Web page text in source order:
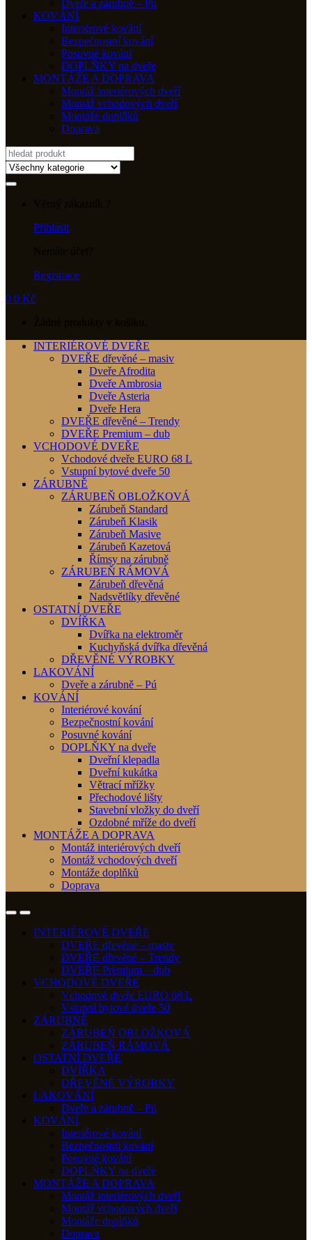
Dveře a zárubně – Pú
KOVÁNÍ
Interiérové kování
Bezpečnostní kování
Posuvné kování
DOPLŇKY na dveře
MONTÁŽE A DOPRAVA
Montáž interiérových dveří
Montáž vchodových dveří
Montáže doplňků
Doprava
Search
for:
Přihlásit
Registrace
0 0 Kč
INTERIÉROVÉ DVEŘE
DVEŘE dřevěné – masiv
Dveře Afrodita
Dveře Ambrosia
Dveře Asteria
Dveře Hera
DVEŘE dřevěné – Trendy
DVEŘE Premium – dub
VCHODOVÉ DVEŘE
Vchodové dveře EURO 68 L
Vstupní bytové dveře 50
ZÁRUBNĚ
ZÁRUBEŇ OBLOŽKOVÁ
Zárubeň Standard
Zárubeň Klasik
Zárubeň Masive
Zárubeň Kazetová
Římsy na zárubně
ZÁRUBEŇ RÁMOVÁ
Zárubeň dřevěná
Nadsvětlíky dřevěné
OSTATNÍ DVEŘE
DVÍŘKA
Dvířka na elektroměr
Kuchyňská dvířka dřevěná
DŘEVĚNÉ VÝROBKY
LAKOVÁNÍ
Dveře a zárubně – Pú
KOVÁNÍ
Interiérové kování
Bezpečnostní kování
Posuvné kování
DOPLŇKY na dveře
Dveřní klepadla
Dveřní kukátka
Větrací mřížky
Přechodové lišty
Stavební vložky do dveří
Ozdobné mříže do dveří
MONTÁŽE A DOPRAVA
Montáž interiérových dveří
Montáž vchodových dveří
Montáže doplňků
Doprava
INTERIÉROVÉ DVEŘE
DVEŘE dřevěné – masiv
DVEŘE dřevěné – Trendy
DVEŘE Premium – dub
VCHODOVÉ DVEŘE
Vchodové dveře EURO 68 L
Vstupní bytové dveře 50
ZÁRUBNĚ
ZÁRUBEŇ OBLOŽKOVÁ
ZÁRUBEŇ RÁMOVÁ
OSTATNÍ DVEŘE
DVÍŘKA
DŘEVĚNÉ VÝROBKY
LAKOVÁNÍ
Dveře a zárubně – Pú
KOVÁNÍ
Interiérové kování
Bezpečnostní kování
Posuvné kování
DOPLŇKY na dveře
MONTÁŽE A DOPRAVA
Montáž interiérových dveří
Montáž vchodových dveří
Montáže doplňků
Doprava